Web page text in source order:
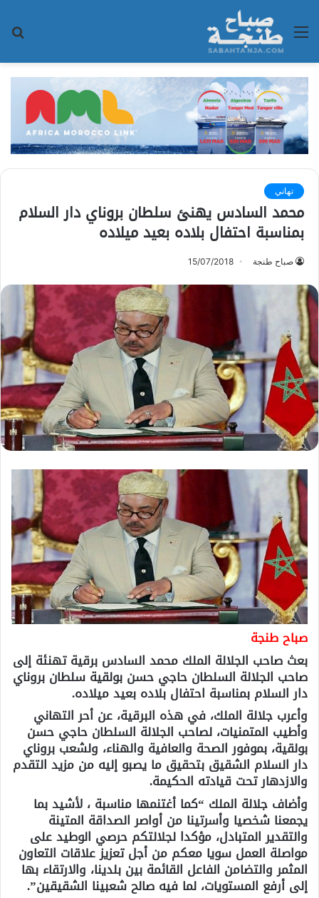
القائمة
تهاني
محمد السادس يهنئ سلطان بروناي دار السلام
بمناسبة احتفال بلاده بعيد ميلاده
صباح طنجة 15/07/2018
صباح طنجة
بعث صاحب الجلالة الملك محمد السادس برقية تهنئة إلى
صاحب الجلالة السلطان حاجي حسن بولقية سلطان بروناي
دار السلام بمناسبة احتفال بلاده بعيد ميلاده.
وأعرب جلالة الملك، في هذه البرقية، عن أحر التهاني
وأطيب المتمنيات، لصاحب الجلالة السلطان حاجي حسن
بولقية، بموفور الصحة والعافية والهناء، ولشعب بروناي
دار السلام الشقيق بتحقيق ما يصبو إليه من مزيد التقدم
والازدهار تحت قيادته الحكيمة.
وأضاف جلالة الملك “كما أغتنمها مناسبة ، لأشيد بما
يجمعنا شخصيا وأسرتينا من أواصر الصداقة المتينة
والتقدير المتبادل، مؤكدا لجلالتكم حرصي الوطيد على
مواصلة العمل سويا معكم من أجل تعزيز علاقات التعاون
المثمر والتضامن الفاعل القائمة بين بلدينا، والارتقاء بها
إلى أرفع المستويات، لما فيه صالح شعبينا الشقيقين”.